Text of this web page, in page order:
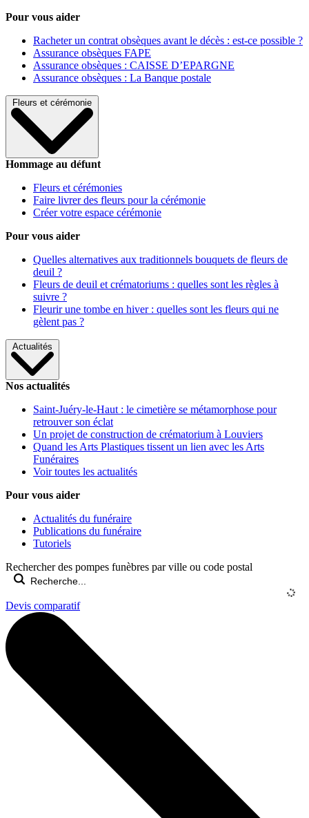
Pour vous aider
Racheter un contrat obsèques avant le décès : est-ce possible ?
Assurance obsèques FAPE
Assurance obsèques : CAISSE D’EPARGNE
Assurance obsèques : La Banque postale
Fleurs et cérémonie
Hommage au défunt
Fleurs et cérémonies
Faire livrer des fleurs pour la cérémonie
Créer votre espace cérémonie
Pour vous aider
Quelles alternatives aux traditionnels bouquets de fleurs de
deuil ?
Fleurs de deuil et crématoriums : quelles sont les règles à
suivre ?
Fleurir une tombe en hiver : quelles sont les fleurs qui ne
gèlent pas ?
Actualités
Nos actualités
Saint-Juéry-le-Haut : le cimetière se métamorphose pour
retrouver son éclat
Un projet de construction de crématorium à Louviers
Quand les Arts Plastiques tissent un lien avec les Arts
Funéraires
Voir toutes les actualités
Pour vous aider
Actualités du funéraire
Publications du funéraire
Tutoriels
Rechercher des pompes funèbres par ville ou code postal
Devis comparatif